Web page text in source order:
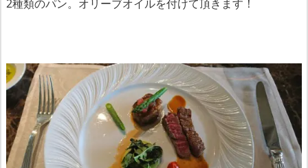
2種類のパン。オリーブオイルを付けて頂きます！